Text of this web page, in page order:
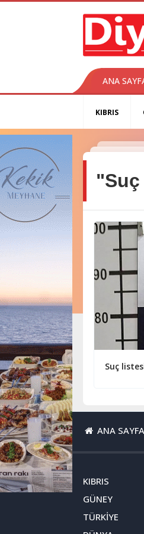
ANA
KIBRIS
"Suç
Suç
ANA SAYFA
KIBRIS
GÜNEY
TÜRKİYE